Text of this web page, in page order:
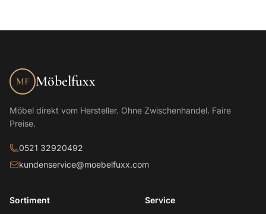
MF Möbelfuxx
Möbel direkt vom Hersteller. Ohne Zwischenhandel. Faire
Preise.
0521 32920492
kundenservice@moebelfuxx.com
Sortiment Service